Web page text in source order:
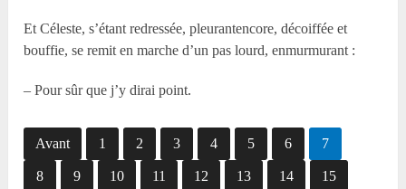
Et Céleste, s’étant redressée, pleurantencore, décoiffée et
bouffie, se remit en marche d’un pas lourd, enmurmurant :
– Pour sûr que j’y dirai point.
Avant 1 2 3 4 5 6 7
8 9 10 11 12 13 14 15